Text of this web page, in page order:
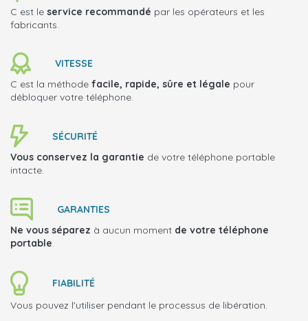
C est le service recommandé par les opérateurs et les
fabricants.
VITESSE
C est la méthode facile, rapide, sûre et légale pour
débloquer votre téléphone.
SÉCURITÉ
Vous conservez la garantie de votre téléphone portable
intacte.
GARANTIES
Ne vous séparez à aucun moment de votre téléphone
portable.
FIABILITÉ
Vous pouvez l'utiliser pendant le processus de libération.